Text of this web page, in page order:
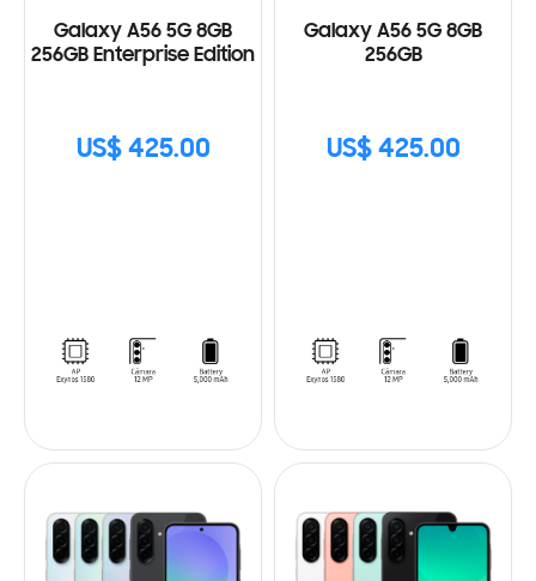
Galaxy A56 5G 8GB
256GB Enterprise Edition
US$ 425.00
Galaxy A56 5G 8GB
256GB
US$ 425.00